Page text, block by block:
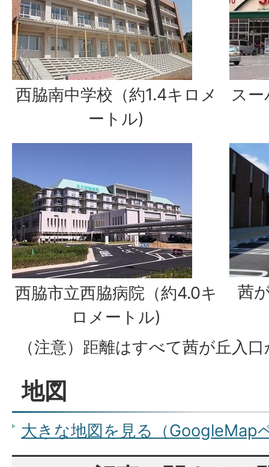
西脇南中学校（約1.4キロメ
ートル)
ス
西脇市立西脇病院（約4.0キ
ロメートル)
茜
（注意）距離はすべて茜が丘入
地図
大きな地図を見る（GoogleMap